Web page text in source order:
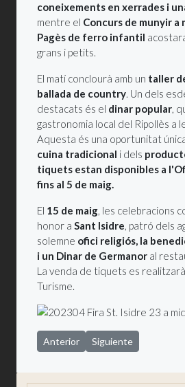
coneixements en xerrades i
mentre el Concurs de munyir a
Pagès de ferro infantil
grans i petits.
El matí conclourà amb un taller
ballada de country. Un dels
destacats és el dinar popular,
gastronomia local del Ripollès a
Aquesta és una oportunitat
cuina tradicional i dels
tiquets estan disponibles a
fins al 5 de maig.
El 15 de maig, les celebracions
honor a Sant Isidre, patró dels
solemne ofici religiós, la
i un Dinar de Germanor al
La venda de tiquets es
Turisme.
Artículo anterior: Guanyadors
Anterior Artículo siguiente: El
Siguiente